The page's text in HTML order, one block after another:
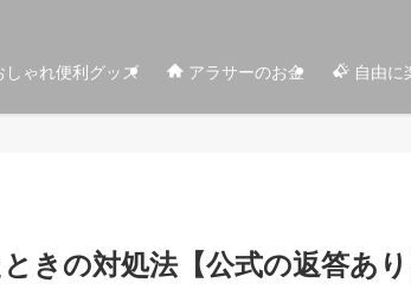
しゃれ便利グッズ アラサーのお金 自由に
きの対処法【公式の返答あり